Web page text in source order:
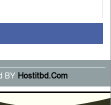
পূর্তি উদযাপন
সম্মেলনে অভিযোগ অস্বীকার
প্রণোদিত সংবাদ প্রকাশের
নাজির হাসানের
BY Hostitbd.Com